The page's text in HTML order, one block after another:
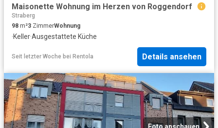
Maisonette Wohnung im Herzen von Roggendorf
Straberg
98 m²3 ZimmerWohnung
·Keller·Ausgestattete Küche
Seit letzter Woche bei Rentola Details ansehen